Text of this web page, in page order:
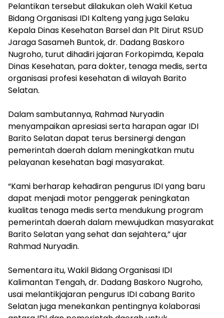
‎Pelantikan tersebut dilakukan oleh Wakil Ketua
Bidang Organisasi IDI Kalteng yang juga Selaku
Kepala Dinas Kesehatan Barsel dan Plt Dirut RSUD
Jaraga Sasameh Buntok, dr. Dadang Baskoro
Nugroho, turut dihadiri jajaran Forkopimda, Kepala
Dinas Kesehatan, para dokter, tenaga medis, serta
organisasi profesi kesehatan di wilayah Barito
Selatan.
‎Dalam sambutannya, Rahmad Nuryadin
menyampaikan apresiasi serta harapan agar IDI
Barito Selatan dapat terus bersinergi dengan
pemerintah daerah dalam meningkatkan mutu
pelayanan kesehatan bagi masyarakat.
‎“Kami berharap kehadiran pengurus IDI yang baru
dapat menjadi motor penggerak peningkatan
kualitas tenaga medis serta mendukung program
pemerintah daerah dalam mewujudkan masyarakat
Barito Selatan yang sehat dan sejahtera,” ujar
Rahmad Nuryadin.
‎Sementara itu, Wakil Bidang Organisasi IDI
Kalimantan Tengah, dr. Dadang Baskoro Nugroho,
usai melantikjajaran pengurus IDI cabang Barito
Selatan juga menekankan pentingnya kolaborasi